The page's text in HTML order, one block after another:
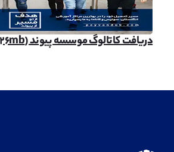
دریافت کاتالوگ موسسه پیوند (۲۶mb)